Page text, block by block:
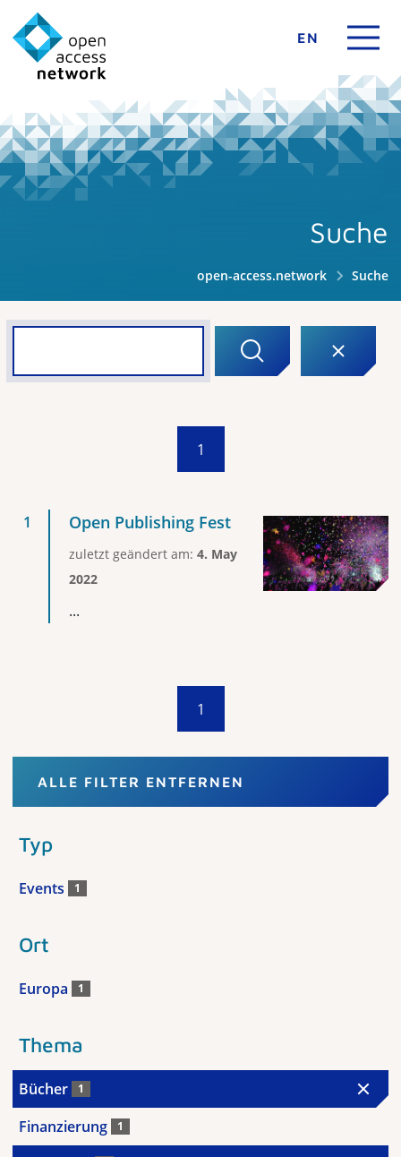
EN
Suche
open-access.network Suche
1
Open Publishing Fest
zuletzt geändert am: 4. May
2022
...
1
ALLE FILTER ENTFERNEN
Typ
Events 1
Ort
Europa 1
Thema
Bücher 1
Finanzierung 1